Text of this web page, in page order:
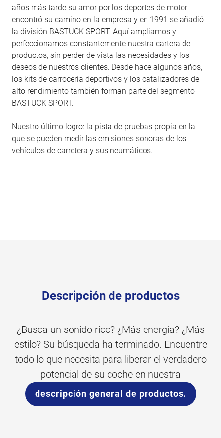
años más tarde su amor por los deportes de motor
encontró su camino en la empresa y en 1991 se añadió
la división BASTUCK SPORT. Aquí ampliamos y
perfeccionamos constantemente nuestra cartera de
productos, sin perder de vista las necesidades y los
deseos de nuestros clientes. Desde hace algunos años,
los kits de carrocería deportivos y los catalizadores de
alto rendimiento también forman parte del segmento
BASTUCK SPORT.
Nuestro último logro: la pista de pruebas propia en la
que se pueden medir las emisiones sonoras de los
vehículos de carretera y sus neumáticos.
Descripción de productos
¿Busca un sonido rico? ¿Más energía? ¿Más
estilo? Su búsqueda ha terminado. Encuentre
todo lo que necesita para liberar el verdadero
potencial de su coche en nuestra
descripción general de productos.